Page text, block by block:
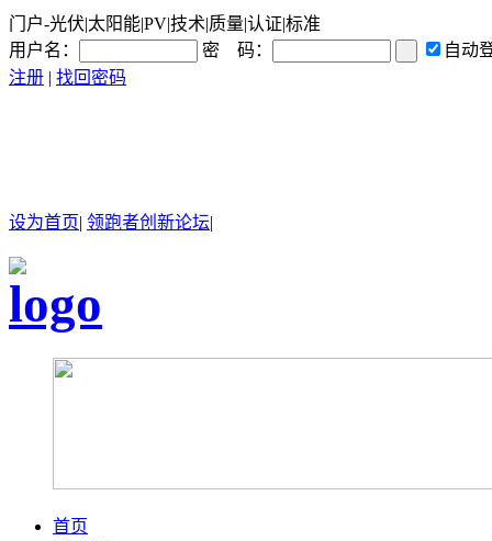
门户-光伏|太阳能|PV|技术|质量|认证|标准
用户名：
密 码：
自动
注册 | 找回密码
设为首页| 领跑者创新论坛|
首页